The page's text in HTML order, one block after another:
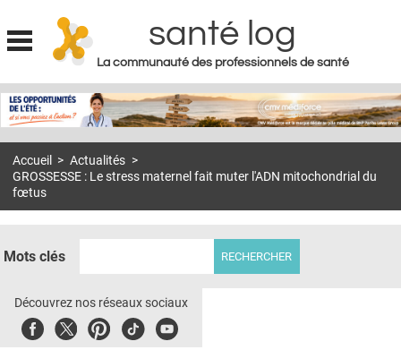
Jump to navigation
santé log
La communauté des professionnels de santé
MON COMPTE
S'ABONNER À LA REVUE SOIN À DOMICILE
E-REVUE SAD
THÉMA
Accueil > Actualités >
GROSSESSE : Le stress maternel fait muter l'ADN mitochondrial du
fœtus
Mots clés
Découvrez nos réseaux sociaux
FacebookTwitterPinterest
TiktokYoubute